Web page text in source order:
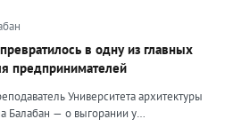
в одну из главных
предпринимателей
Университета архитектуры
Балабан — о выгорании у